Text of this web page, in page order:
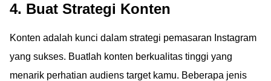
4. Buat Strategi Konten
Konten adalah kunci dalam strategi pemasaran Instagram
yang sukses. Buatlah konten berkualitas tinggi yang
menarik perhatian audiens target kamu. Beberapa jenis